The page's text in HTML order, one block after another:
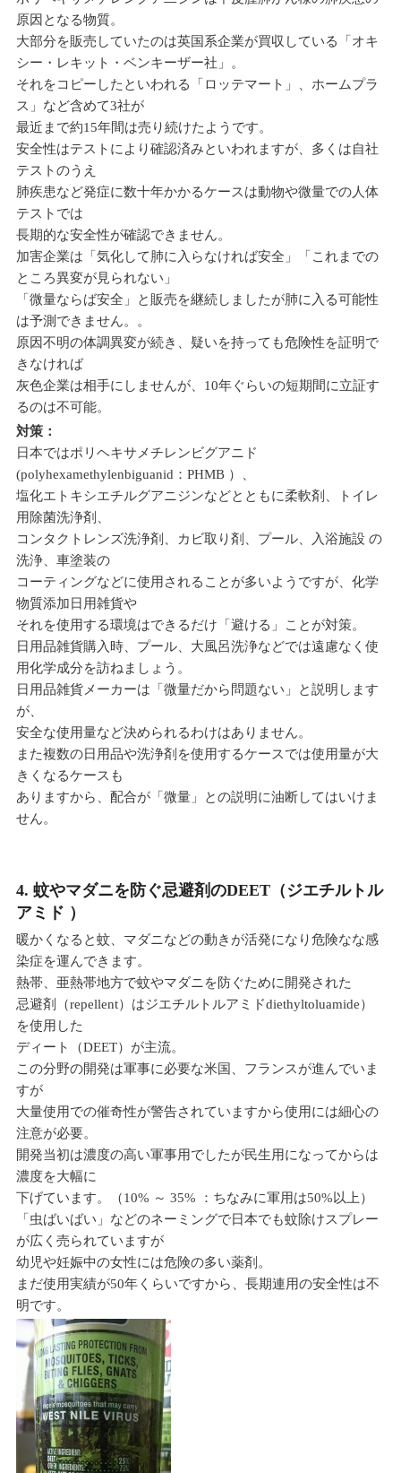
原因となる物質。
大部分を販売していたのは英国系企業が買収している「オキ
シー・レキット・ベンキーザー社」。
それをコピーしたといわれる「ロッテマート」、ホームプラ
ス」など含めて3社が
最近まで約15年間は売り続けたようです。
安全性はテストにより確認済みといわれますが、多くは自社
テストのうえ
肺疾患など発症に数十年かかるケースは動物や微量での人体
テストでは
長期的な安全性が確認できません。
加害企業は「気化して肺に入らなければ安全」「これまでの
ところ異変が見られない」
「微量ならば安全」と販売を継続しましたが肺に入る可能性
は予測できません。。
原因不明の体調異変が続き、疑いを持っても危険性を証明で
きなければ
灰色企業は相手にしませんが、10年ぐらいの短期間に立証す
るのは不可能。
対策：
日本ではポリヘキサメチレンビグアニド
(polyhexamethylenbiguanid：PHMB ）、
塩化エトキシエチルグアニジンなどとともに柔軟剤、トイレ
用除菌洗浄剤、
コンタクトレンズ洗浄剤、カビ取り剤、プール、入浴施設 の
洗浄、車塗装の
コーティングなどに使用されることが多いようですが、化学
物質添加日用雑貨や
それを使用する環境はできるだけ「避ける」ことが対策。
日用品雑貨購入時、プール、大風呂洗浄などでは遠慮なく使
用化学成分を訪ねましょう。
日用品雑貨メーカーは「微量だから問題ない」と説明します
が、
安全な使用量など決められるわけはありません。
また複数の日用品や洗浄剤を使用するケースでは使用量が大
きくなるケースも
ありますから、配合が「微量」との説明に油断してはいけま
せん。
4. 蚊やマダニを防ぐ忌避剤のDEET（ジエチルトル
アミド ）
暖かくなると蚊、マダニなどの動きが活発になり危険なな感
染症を運んできます。
熱帯、亜熱帯地方で蚊やマダニを防ぐために開発された
忌避剤（repellent）はジエチルトルアミドdiethyltoluamide）
を使用した
ディート（DEET）が主流。
この分野の開発は軍事に必要な米国、フランスが進んでいま
すが
大量使用での催奇性が警告されていますから使用には細心の
注意が必要。
開発当初は濃度の高い軍事用でしたが民生用になってからは
濃度を大幅に
下げています。（10% ～ 35% ：ちなみに軍用は50%以上）
「虫ばいばい」などのネーミングで日本でも蚊除けスプレー
が広く売られていますが
幼児や妊娠中の女性には危険の多い薬剤。
まだ使用実績が50年くらいですから、長期連用の安全性は不
明です。